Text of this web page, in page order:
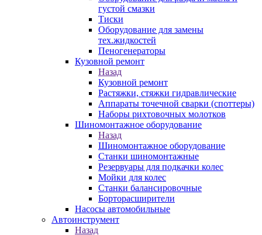
густой смазки
Тиски
Оборудование для замены
тех.жидкостей
Пеногенераторы
Кузовной ремонт
Назад
Кузовной ремонт
Растяжки, стяжки гидравлические
Аппараты точечной сварки (споттеры)
Наборы рихтовочных молотков
Шиномонтажное оборудование
Назад
Шиномонтажное оборудование
Станки шиномонтажные
Резервуары для подкачки колес
Мойки для колес
Станки балансировочные
Борторасширители
Насосы автомобильные
Автоинструмент
Назад